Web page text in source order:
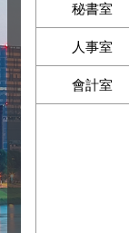
秘書室
人事室
會計室